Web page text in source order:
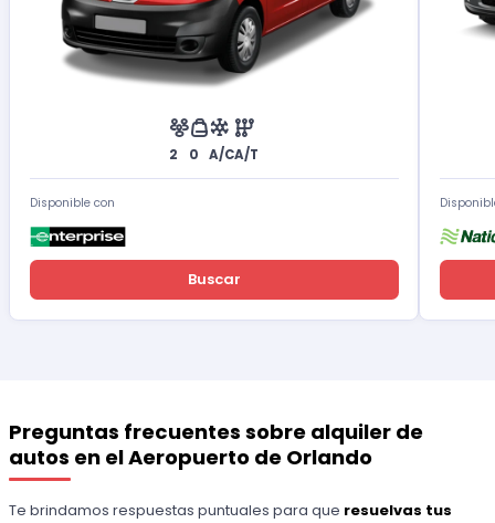
2 0 A/CA/T
Disponible con
Buscar
Preguntas frecuentes sobre alquiler de
autos en el Aeropuerto de Orlando
Te brindamos respuestas puntuales para que resuelvas tus